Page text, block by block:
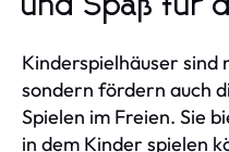
und Spaß für
Kinderspielhäuser
sondern fördern auch
Spielen im Freien. Sie
in dem Kinder spielen